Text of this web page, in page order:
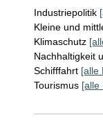
Industriepolitik
Kleine und
Klimaschutz
Nachhaltigkeit
Schifffahrt [alle
Tourismus [alle